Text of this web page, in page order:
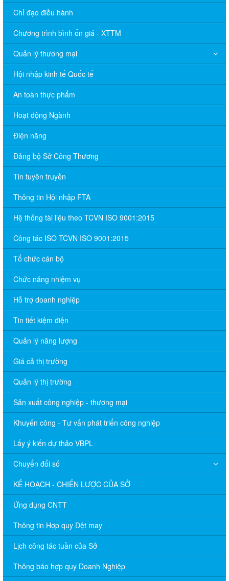
Chỉ đạo điều hành
Chương trình bình ổn giá - XTTM
Quản lý thương mại
Hội nhập kinh tế Quốc tế
An toàn thực phẩm
Hoạt động Ngành
Điện năng
Đảng bộ Sở Công Thương
Tin tuyên truyền
Thông tin Hội nhập FTA
Hệ thống tài liệu theo TCVN ISO 9001:2015
Công tác ISO TCVN ISO 9001:2015
Tổ chức cán bộ
Chức năng nhiệm vụ
Hỗ trợ doanh nghiệp
Tin tiết kiệm điện
Quản lý năng lượng
Giá cả thị trường
Quản lý thị trường
Sản xuất công nghiệp - thương mại
Khuyến công - Tư vấn phát triển công nghiệp
Lấy ý kiến dự thảo VBPL
Chuyển đổi số
KẾ HOẠCH - CHIẾN LƯỢC CỦA SỞ
Ứng dụng CNTT
Thông tin Hợp quy Dệt may
Lịch công tác tuần của Sở
Thông báo hợp quy Doanh Nghiệp